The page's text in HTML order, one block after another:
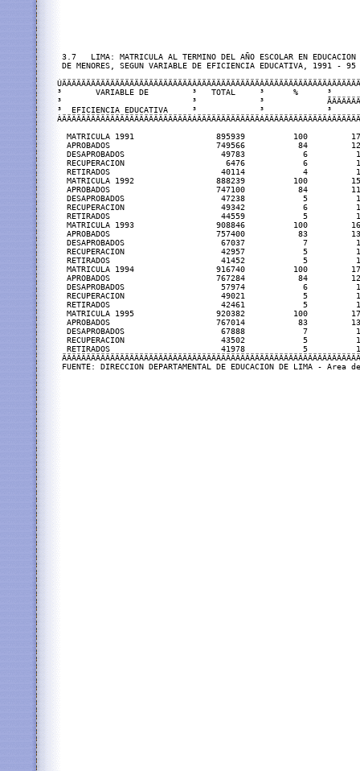
3.7   LIMA: MATRICULA AL TERMINO DEL AÑO ESCOLAR EN EDUCACION
DE MENORES, SEGUN VARIABLE DE EFICIENCIA EDUCATIVA, 1991 - 95
³       VARIABLE DE         ³   TOTAL     ³
³                           ³             ³
³  EFICIENCIA EDUCATIVA     ³             ³
MATRICULA 1991                 895939          100
APROBADOS                      749566           84
DESAPROBADOS                    49783            6
RECUPERACION                     6476            6
RETIRADOS                       40114            4
MATRICULA 1992                 888239          100
APROBADOS                      747100           84
DESAPROBADOS                    47238            5
RECUPERACION                    49342            6
RETIRADOS                       44559            5
MATRICULA 1993                 908846          100
APROBADOS                      757400           83
DESAPROBADOS                    67037            7
RECUPERACION                    42957            5
RETIRADOS                       41452            5
MATRICULA 1994                 916740          100
APROBADOS                      767284           84
DESAPROBADOS                    57974            6
RECUPERACION                    49021            5
RETIRADOS                       42461            5
MATRICULA 1995                 920382          100
APROBADOS                      767014           83
DESAPROBADOS                    67888            7
RECUPERACION                    43502            5
RETIRADOS                       41978            5